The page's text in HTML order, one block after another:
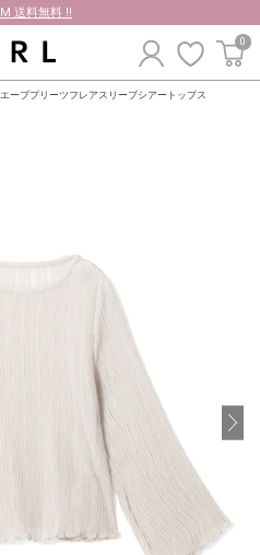
送料無料 !!
0
ーブプリーツフレアスリーブシアートップス